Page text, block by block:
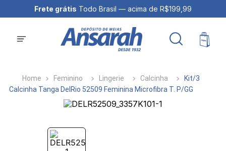
Frete grátis Todo Brasil — acima de R$199,99
Feminino Lingerie Calcinha
Kit/3
Calcinha Tanga DelRio 52509 Feminina Microfibra T. P/GG